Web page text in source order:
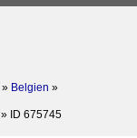
» Belgien »
» ID 675745